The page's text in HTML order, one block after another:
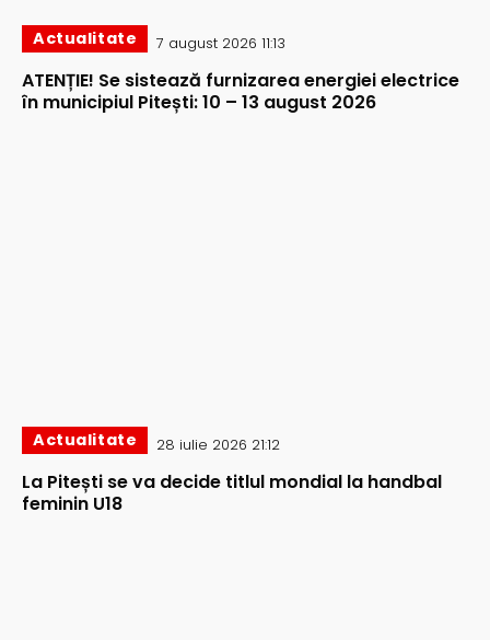
Actualitate 7 august 2026 11:13
ATENȚIE! Se sistează furnizarea energiei electrice
în municipiul Pitești: 10 – 13 august 2026
Actualitate 28 iulie 2026 21:12
La Pitești se va decide titlul mondial la handbal
feminin U18